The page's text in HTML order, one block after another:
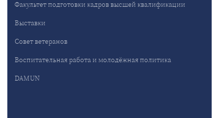
Факультет подготовки кадров высшей квалификации
Выставки
Совет ветеранов
Воспитательная работа и молодёжная политика
DAMUN